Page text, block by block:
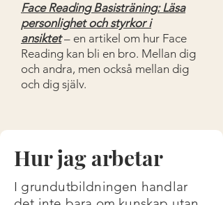
Face Reading Basisträning: Läsa
personlighet och styrkor i
ansiktet – en artikel om hur Face
Reading kan bli en bro. Mellan dig
och andra, men också mellan dig
och dig själv.
Hur jag arbetar
I grundutbildningen handlar